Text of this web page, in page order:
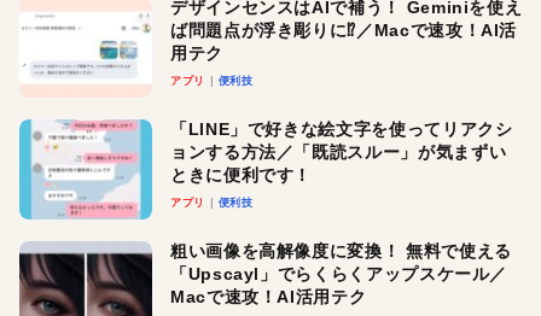
デザインセンスはAIで補う！ Geminiを使え
ば問題点が浮き彫りに⁉︎／Macで速攻！AI活
用テク
アプリ 便利技
「LINE」で好きな絵文字を使ってリアクシ
ョンする方法／「既読スルー」が気まずい
ときに便利です！
アプリ 便利技
粗い画像を高解像度に変換！ 無料で使える
「Upscayl」でらくらくアップスケール／
Macで速攻！AI活用テク